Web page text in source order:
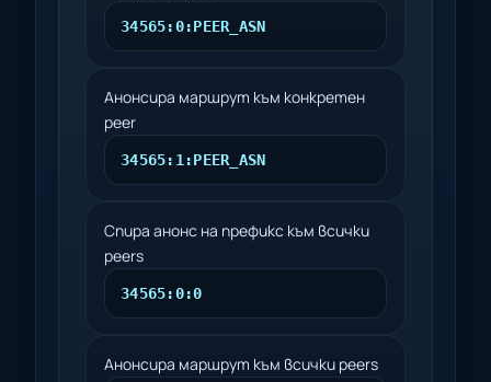
34565:0:PEER_ASN
Анонсира маршрут към конкретен
peer
34565:1:PEER_ASN
Спира анонс на префикс към всички
peers
34565:0:0
Анонсира маршрут към всички peers